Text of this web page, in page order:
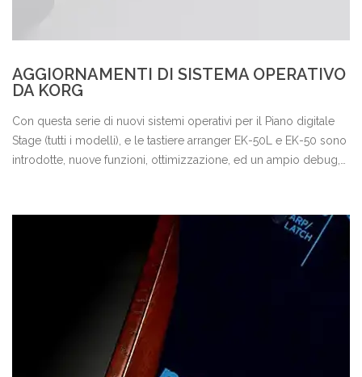
AGGIORNAMENTI DI SISTEMA OPERATIVO
DA KORG
Con questa serie di nuovi sistemi operativi per il Piano digitale
Stage (tutti i modelli), e le tastiere arranger EK-50L e EK-50 sono
introdotte, nuove funzioni, ottimizzazione, ed un ampio debug,